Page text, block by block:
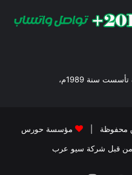
سنة 1989م،
مؤسسة حورس
قبل شركة سيو عرب